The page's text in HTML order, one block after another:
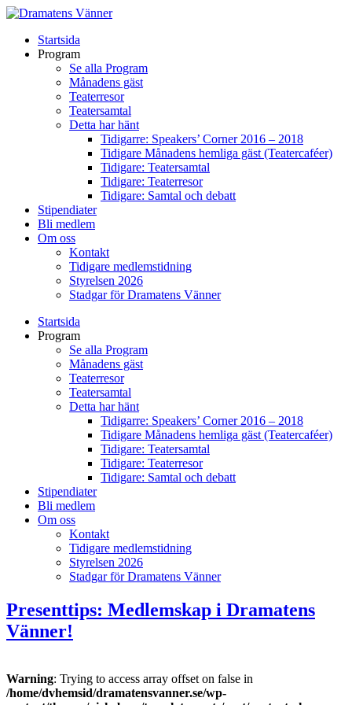
Startsida
Program
Se alla Program
Månadens gäst
Teaterresor
Teatersamtal
Detta har hänt
Tidigarre: Speakers’ Corner 2016 – 2018
Tidigare Månadens hemliga gäst (Teatercaféer)
Tidigare: Teatersamtal
Tidigare: Teaterresor
Tidigare: Samtal och debatt
Stipendiater
Bli medlem
Om oss
Kontakt
Tidigare medlemstidning
Styrelsen 2026
Stadgar för Dramatens Vänner
Startsida
Program
Se alla Program
Månadens gäst
Teaterresor
Teatersamtal
Detta har hänt
Tidigarre: Speakers’ Corner 2016 – 2018
Tidigare Månadens hemliga gäst (Teatercaféer)
Tidigare: Teatersamtal
Tidigare: Teaterresor
Tidigare: Samtal och debatt
Stipendiater
Bli medlem
Om oss
Kontakt
Tidigare medlemstidning
Styrelsen 2026
Stadgar för Dramatens Vänner
Presenttips: Medlemskap i Dramatens
Vänner!
Warning: Trying to access array offset on false in
/home/dvhemsid/dramatensvanner.se/wp-